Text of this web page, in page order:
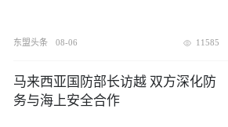
东盟头条 08-06 11585
​马来西亚国防部长访越 双方深化防
务与海上安全合作